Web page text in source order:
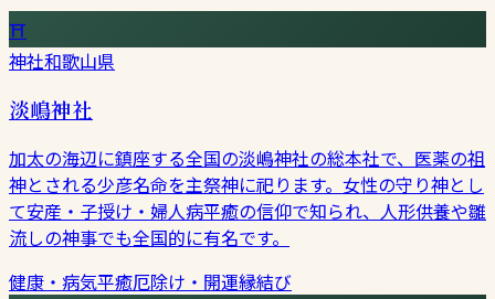
⛩
神社和歌山県
淡嶋神社
加太の海辺に鎮座する全国の淡嶋神社の総本社で、医薬の祖
神とされる少彦名命を主祭神に祀ります。女性の守り神とし
て安産・子授け・婦人病平癒の信仰で知られ、人形供養や雛
流しの神事でも全国的に有名です。
健康・病気平癒厄除け・開運縁結び